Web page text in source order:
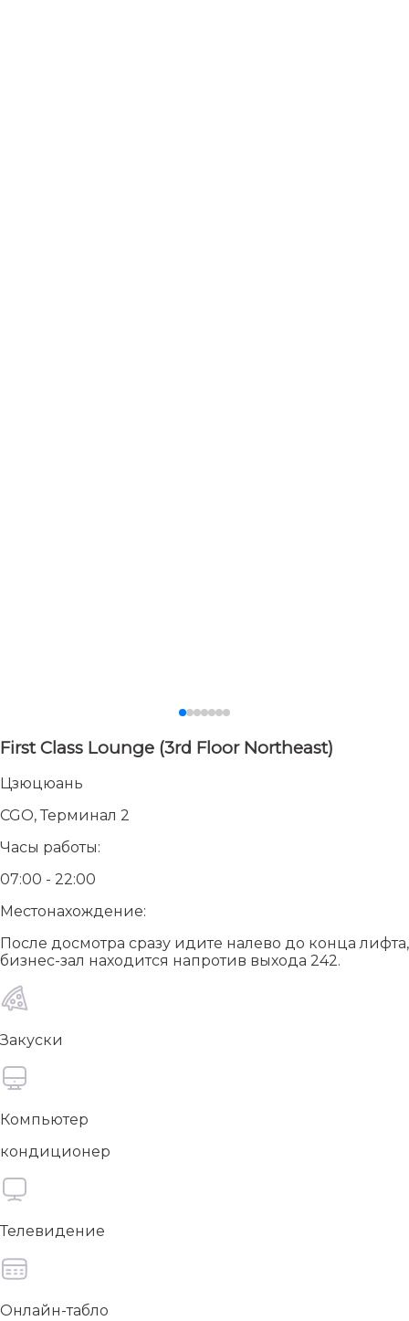
First Class Lounge (3rd Floor Northeast)
Цзюцюань
CGO, Терминал 2
Часы работы:
07:00 - 22:00
Местонахождение:
После досмотра сразу идите налево до конца лифта,
бизнес-зал находится напротив выхода 242.
Закуски
Компьютер
кондиционер
Телевидение
Онлайн-табло